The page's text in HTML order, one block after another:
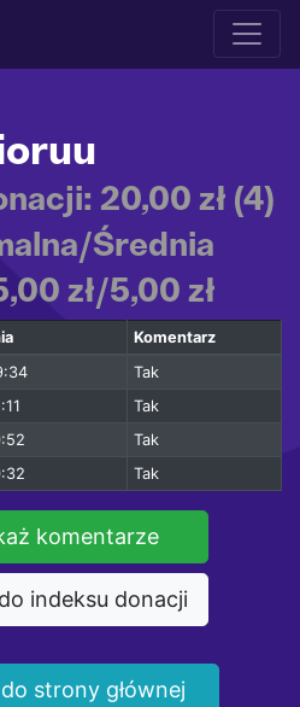
20,00 zł (4)
Średnia
zł/5,00 zł
Komentarz
Tak
Tak
Tak
Tak
komentarze
indeksu donacji
strony głównej